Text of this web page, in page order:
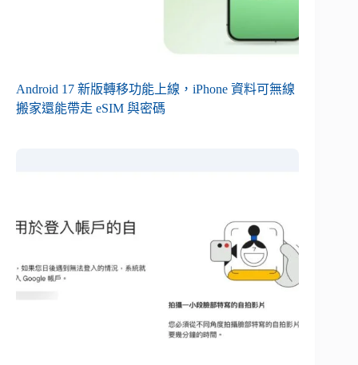
Android 17 新版轉移功能上線，iPhone 資料可無線
搬家還能帶走 eSIM 與密碼